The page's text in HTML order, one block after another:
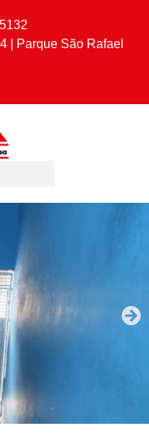
| Parque São Rafael